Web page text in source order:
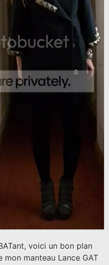
voici un bon plan
manteau Lance GAT